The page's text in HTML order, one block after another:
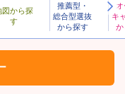
図から探
す
推薦型・
総合型選抜
から探す
キ
か
お気に入り